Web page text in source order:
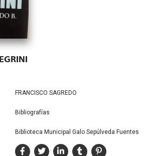
FRANCISCO SAGREDO
Bibliografías
Biblioteca Municipal Galo Sepúlveda Fuentes